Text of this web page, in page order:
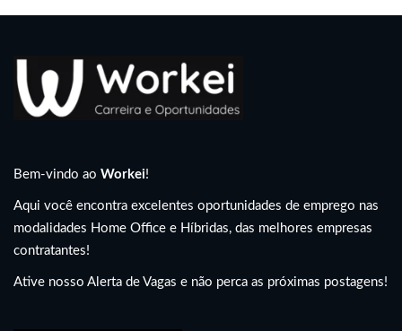
Bem-vindo ao Workei!
Aqui você encontra excelentes oportunidades de emprego nas
modalidades Home Office e Híbridas, das melhores empresas
contratantes!
Ative nosso Alerta de Vagas e não perca as próximas postagens!